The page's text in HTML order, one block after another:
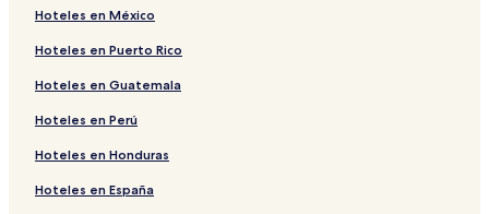
Hoteles en México
Hoteles en Puerto Rico
Hoteles en Guatemala
Hoteles en Perú
Hoteles en Honduras
Hoteles en España